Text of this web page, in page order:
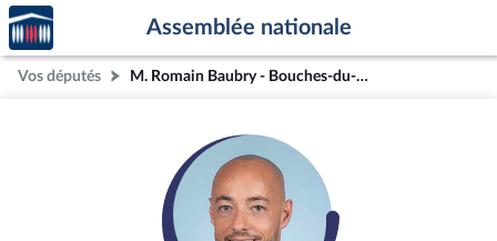
Aller au contenu
Aller en bas de la page
Accèder
à la
page
d'accueil
Assemblée nationale
Vos députés M. Romain Baubry - Bouches-du-Rhône (15e circonscription)